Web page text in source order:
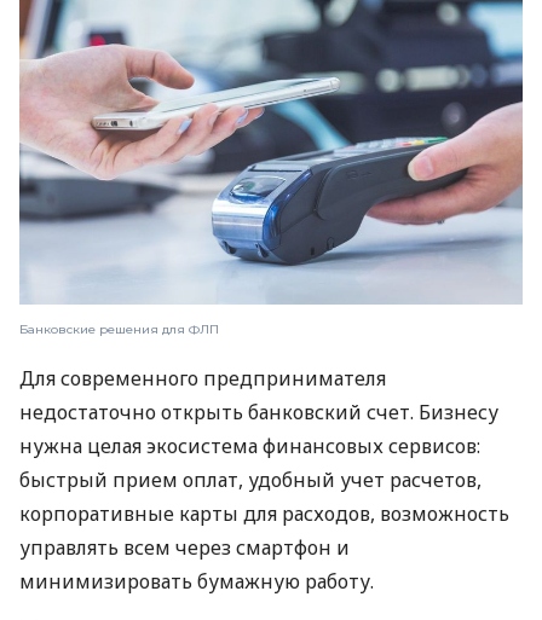
Банковские решения для ФЛП
Для современного предпринимателя
недостаточно открыть банковский счет. Бизнесу
нужна целая экосистема финансовых сервисов:
быстрый прием оплат, удобный учет расчетов,
корпоративные карты для расходов, возможность
управлять всем через смартфон и
минимизировать бумажную работу.